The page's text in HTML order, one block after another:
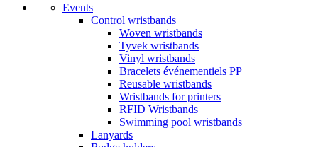
Events
Control wristbands
Woven wristbands
Tyvek wristbands
Vinyl wristbands
Bracelets événementiels PP
Reusable wristbands
Wristbands for printers
RFID Wristbands
Swimming pool wristbands
Lanyards